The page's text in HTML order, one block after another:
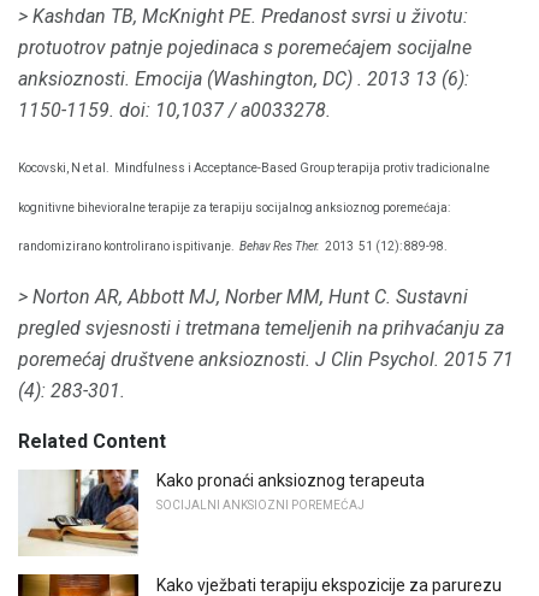
> Kashdan TB, McKnight PE. Predanost svrsi u životu:
protuotrov patnje pojedinaca s poremećajem socijalne
anksioznosti. Emocija (Washington, DC) . 2013 13 (6):
1150-1159. doi: 10,1037 / a0033278.
Kocovski, N et al. Mindfulness i Acceptance-Based Group terapija protiv tradicionalne
kognitivne bihevioralne terapije za terapiju socijalnog anksioznog poremećaja:
randomizirano kontrolirano ispitivanje. Behav Res Ther. 2013 51 (12): 889-98.
> Norton AR, Abbott MJ, Norber MM, Hunt C. Sustavni
pregled svjesnosti i tretmana temeljenih na prihvaćanju za
poremećaj društvene anksioznosti. J Clin Psychol. 2015 71
(4): 283-301.
Related Content
Kako pronaći anksioznog terapeuta
SOCIJALNI ANKSIOZNI POREMEĆAJ
Kako vježbati terapiju ekspozicije za parurezu